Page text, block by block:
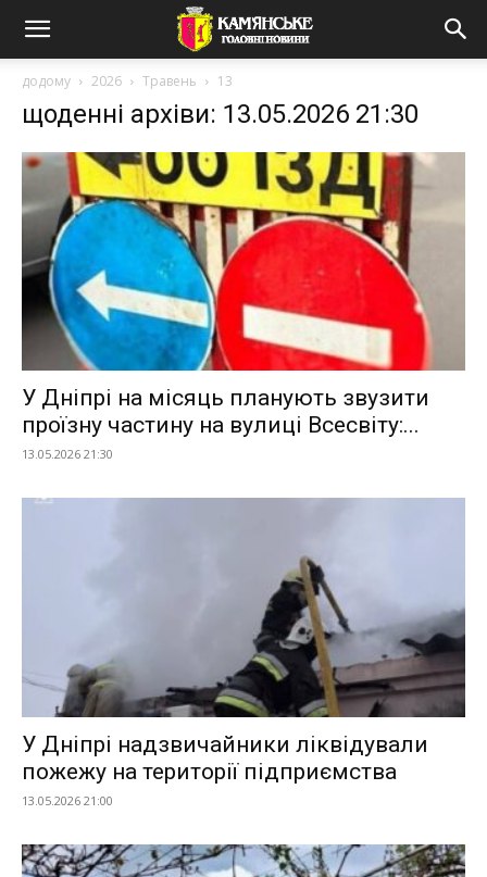
додому 2026 Травень 13
щоденні архіви: 13.05.2026 21:30
У Дніпрі на місяць планують звузити
проїзну частину на вулиці Всесвіту:...
13.05.2026 21:30
У Дніпрі надзвичайники ліквідували
пожежу на території підприємства
13.05.2026 21:00